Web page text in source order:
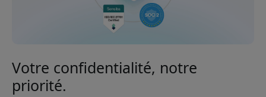
Votre confidentialité, notre
priorité.